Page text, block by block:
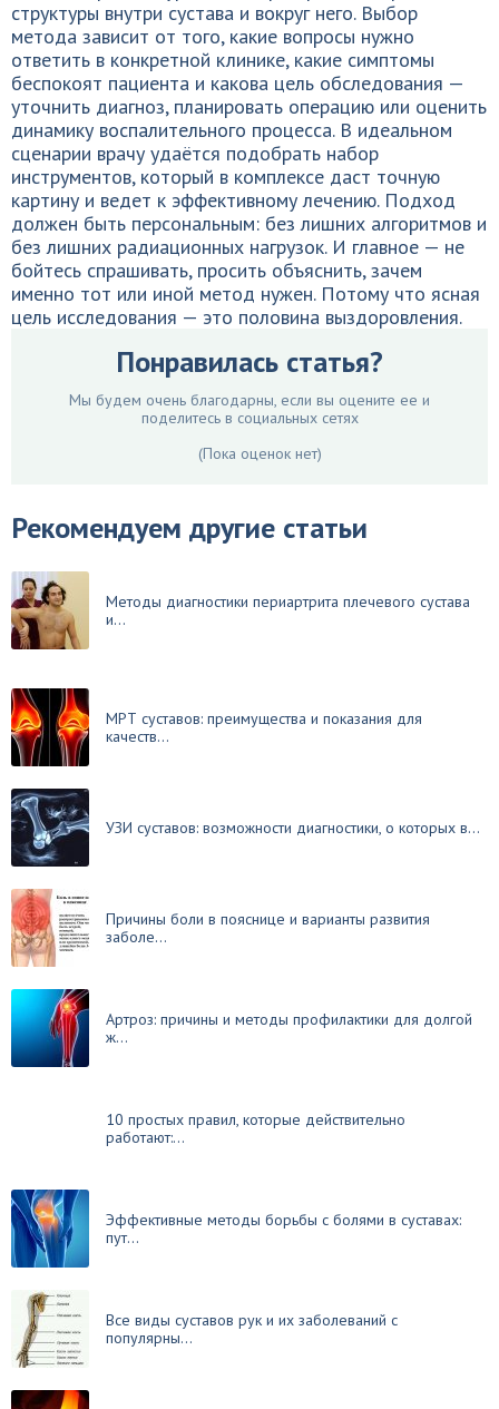
структуры внутри сустава и вокруг него. Выбор
метода зависит от того, какие вопросы нужно
ответить в конкретной клинике, какие симптомы
беспокоят пациента и какова цель обследования —
уточнить диагноз, планировать операцию или оценить
динамику воспалительного процесса. В идеальном
сценарии врачу удаётся подобрать набор
инструментов, который в комплексе даст точную
картину и ведет к эффективному лечению. Подход
должен быть персональным: без лишних алгоритмов и
без лишних радиационных нагрузок. И главное — не
бойтесь спрашивать, просить объяснить, зачем
именно тот или иной метод нужен. Потому что ясная
цель исследования — это половина выздоровления.
Понравилась статья?
Мы будем очень благодарны, если вы оцените ее и
поделитесь в социальных сетях
(Пока оценок нет)
Рекомендуем другие статьи
Методы диагностики периартрита плечевого сустава
и...
МРТ суставов: преимущества и показания для
качеств...
УЗИ суставов: возможности диагностики, о которых в...
Причины боли в пояснице и варианты развития
заболе...
Артроз: причины и методы профилактики для долгой
ж...
10 простых правил, которые действительно
работают:...
Эффективные методы борьбы с болями в суставах:
пут...
Все виды суставов рук и их заболеваний с
популярны...